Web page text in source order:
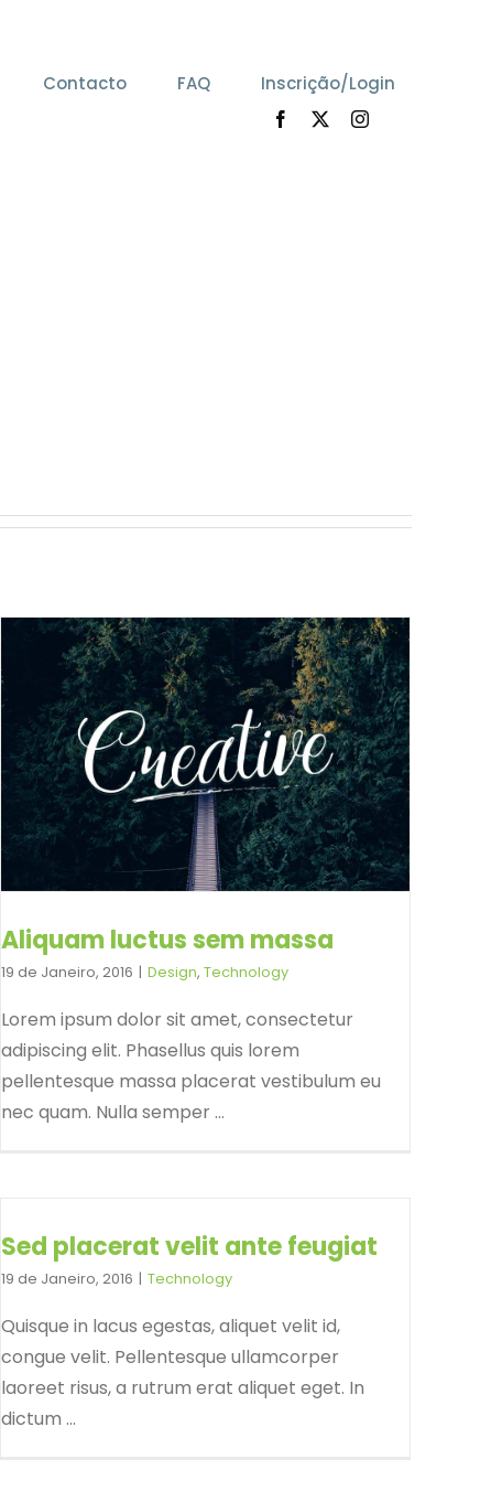
Contacto FAQ Inscrição/Login
Aliquam luctus sem massa
19 de Janeiro, 2016 | Design, Technology
Lorem ipsum dolor sit amet, consectetur
adipiscing elit. Phasellus quis lorem
pellentesque massa placerat vestibulum eu
nec quam. Nulla semper ...
Sed placerat velit ante feugiat
19 de Janeiro, 2016 | Technology
Quisque in lacus egestas, aliquet velit id,
congue velit. Pellentesque ullamcorper
laoreet risus, a rutrum erat aliquet eget. In
dictum ...